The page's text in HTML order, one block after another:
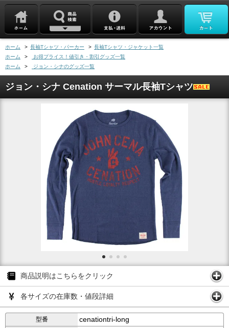
ホーム > 長袖Tシャツ・パーカー > 長袖Tシャツ・ジャケット一覧
ホーム
>
お得プライス！値引き・割引グッズ一覧
ホーム
> ジョン・シナのグッズ一覧
ジョン・シナ Cenation サーマル長袖Tシャツ
商品説明はこちらをクリック
各サイズの在庫数・値段詳細
型番 cenationtri-long